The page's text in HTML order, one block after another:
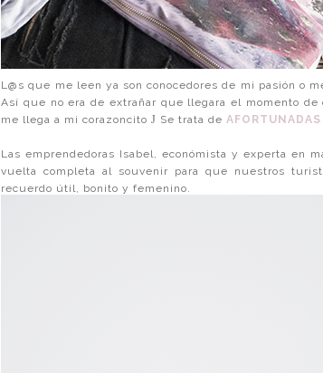
L@s que me leen ya son conocedores de mi pasión o
Así que no era de extrañar que llegara el momento
me llega a mi corazoncitoJ Se trata de
Las emprendedoras Isabel, económista y experta en
vuelta completa al souvenir para que nuestros
recuerdo útil, bonito y femenino.